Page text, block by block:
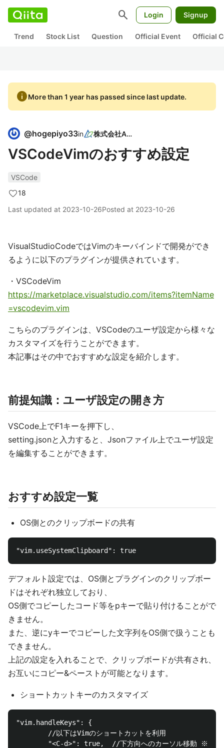
search Login Signup
Trend Stock List Question Official Event Official
infoMore than 1 year has passed since last update.
@hogepiyo33in 株式会社ASE
VSCodeVimのおすすめ設定
VSCode
18
Last updated at 2023-10-26Posted at 2023-10-26
VisualStudioCodeではVimのキーバインドで開発ができ
るように以下のプラグインが提供されています。
・VSCodeVim
https://marketplace.visualstudio.com/items?itemName
=vscodevim.vim
こちらのプラグインは、VSCodeのユーザ設定から様々な
カスタマイズを行うことができます。
本記事はその中でおすすめな設定を紹介します。
前提知識：ユーザ設定の開き方
VSCode上でF1キーを押下し、
setting.jsonと入力すると、Jsonファイル上でユーザ設定
を編集することができます。
おすすめ設定一覧
OS側とのクリップボードの共有
デフォルト設定では、OS側とプラグインのクリップボー
ドはそれぞれ独立しており、
OS側でコピーしたコード等をpキーで貼り付けることがで
きません。
また、逆にyキーでコピーした文字列をOS側で扱うことも
できません。
上記の設定を入れることで、クリップボードが共有され、
お互いにコピー&ペーストが可能となります。
ショートカットキーのカスタマイズ
"vim.handleKeys": {
        //以下はVimのショートカットを利用
"<C-d>": true,  //下方向へのカーソル移動 ※上方